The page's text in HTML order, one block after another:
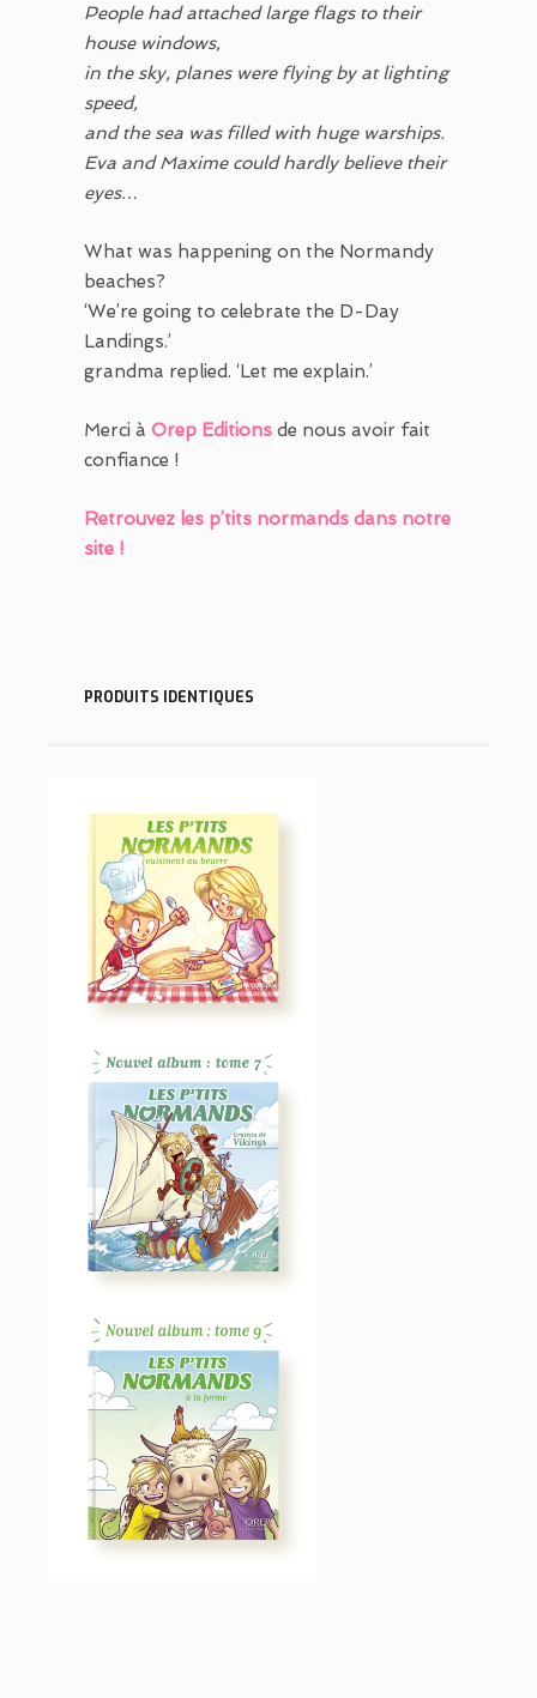
People had attached large flags to their
house windows,
in the sky, planes were flying by at lighting
speed,
and the sea was filled with huge warships.
Eva and Maxime could hardly believe their
eyes…
What was happening on the Normandy
beaches?
‘We’re going to celebrate the D-Day
Landings.’
grandma replied. ‘Let me explain.’
Merci à Orep Editions de nous avoir fait
confiance !
Retrouvez les p’tits normands dans notre
site !
PRODUITS IDENTIQUES
2 – LES P’TITS
NORMANDS CUISINENT
AU BEURRE
LIVRES JEUNESSE
5,95€
7 – LES P’TITS
NORMANDS – GRAINES
DE VIKINGS
LIVRES JEUNESSE
5,95€
9 – LES P’TITS
NORMANDS À LA FERME
LIVRES JEUNESSE